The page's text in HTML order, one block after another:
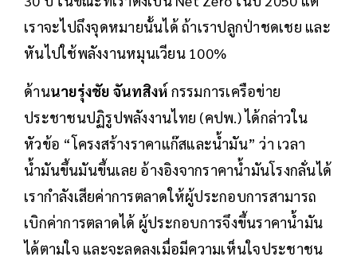
เราจะไปถึงจุดหมายนั้นได้ ถ้าเราปลูกป่าชดเชย และ
หันไปใช้พลังงานหมุนเวียน 100%
ด้านนายรุ่งชัย จันทสิงห์ กรรมการเครือข่าย
ประชาชนปฏิรูปพลังงานไทย (คปพ.) ได้กล่าวใน
หัวข้อ “โครงสร้างราคาแก๊สและน้ำมัน” ว่า เวลา
น้ำมันขึ้นมันขึ้นเลย อ้างอิงจากราคาน้ำมันโรงกลั่นได้
เรากำลังเสียค่าการตลาดให้ผู้ประกอบการสามารถ
เบิกค่าการตลาดได้ ผู้ประกอบการจึงขึ้นราคาน้ำมัน
ได้ตามใจ และจะลดลงเมื่อมีความเห็นใจประชาชน